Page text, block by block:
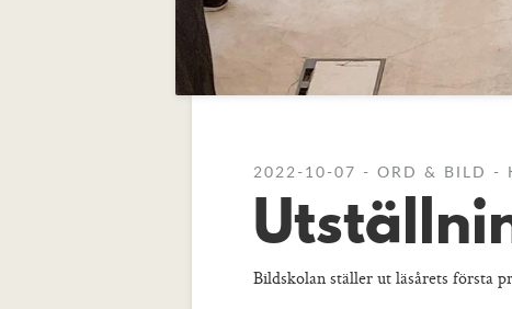
2022-10-07 - ORD & BILD -
Bildskolan ställer ut läsårets första